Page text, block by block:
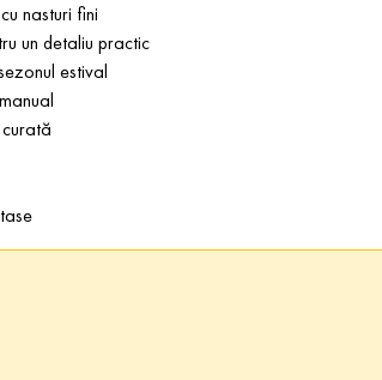
nasturi fini
un detaliu practic
estival